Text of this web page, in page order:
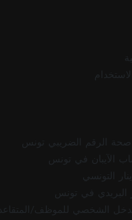
صحة الرقم الضريبي تونس
الآيبان في تونس
التونسي
البريدي في تونس
الشخصي للموظف/المتقاعد